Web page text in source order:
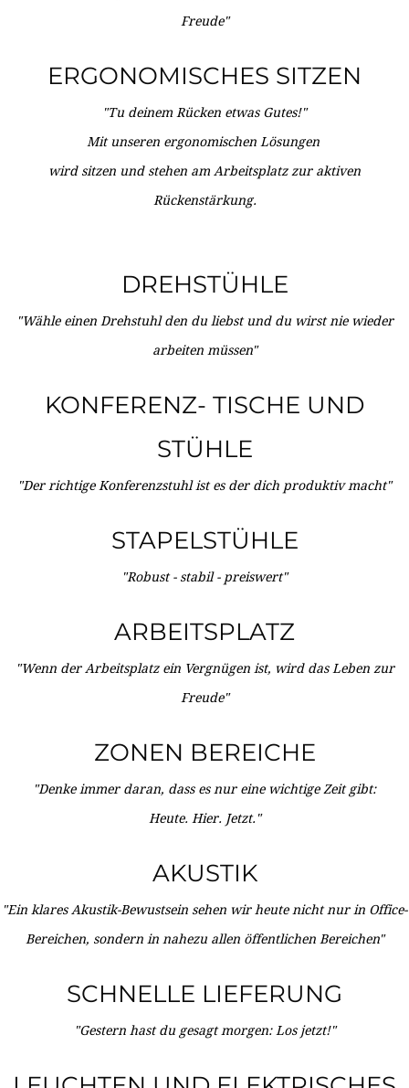
Freude"
ERGONOMISCHES SITZEN
"Tu deinem Rücken etwas Gutes!"
Mit unseren ergonomischen Lösungen
wird sitzen und stehen am Arbeitsplatz zur aktiven
Rückenstärkung.
DREHSTÜHLE
"Wähle einen Drehstuhl den du liebst und du wirst nie wieder
arbeiten müssen"
KONFERENZ- TISCHE UND
STÜHLE
"Der richtige Konferenzstuhl ist es der dich produktiv macht"
STAPELSTÜHLE
"Robust - stabil - preiswert"
ARBEITSPLATZ
"Wenn der Arbeitsplatz ein Vergnügen ist, wird das Leben zur
Freude"
ZONEN BEREICHE
"Denke immer daran, dass es nur eine wichtige Zeit gibt:
Heute. Hier. Jetzt."
AKUSTIK
"Ein klares Akustik-Bewustsein sehen wir heute nicht nur in Office-
Bereichen, sondern in nahezu allen öffentlichen Bereichen"
SCHNELLE LIEFERUNG
"Gestern hast du gesagt morgen: Los jetzt!"